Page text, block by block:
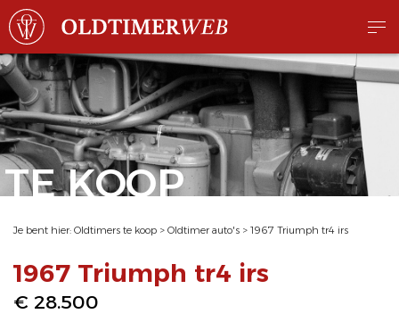
TE KOOP
Je bent hier: Oldtimers te koop > Oldtimer auto's > 1967 Triumph tr4 irs
1967 Triumph tr4 irs
€ 28.500